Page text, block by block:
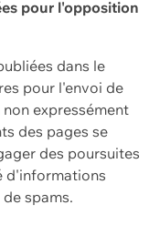
pour l'opposition
dans le
pour l'envoi de
expressément
des pages se
des poursuites
d'informations
spams.